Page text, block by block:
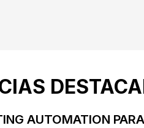
AUTOMATION